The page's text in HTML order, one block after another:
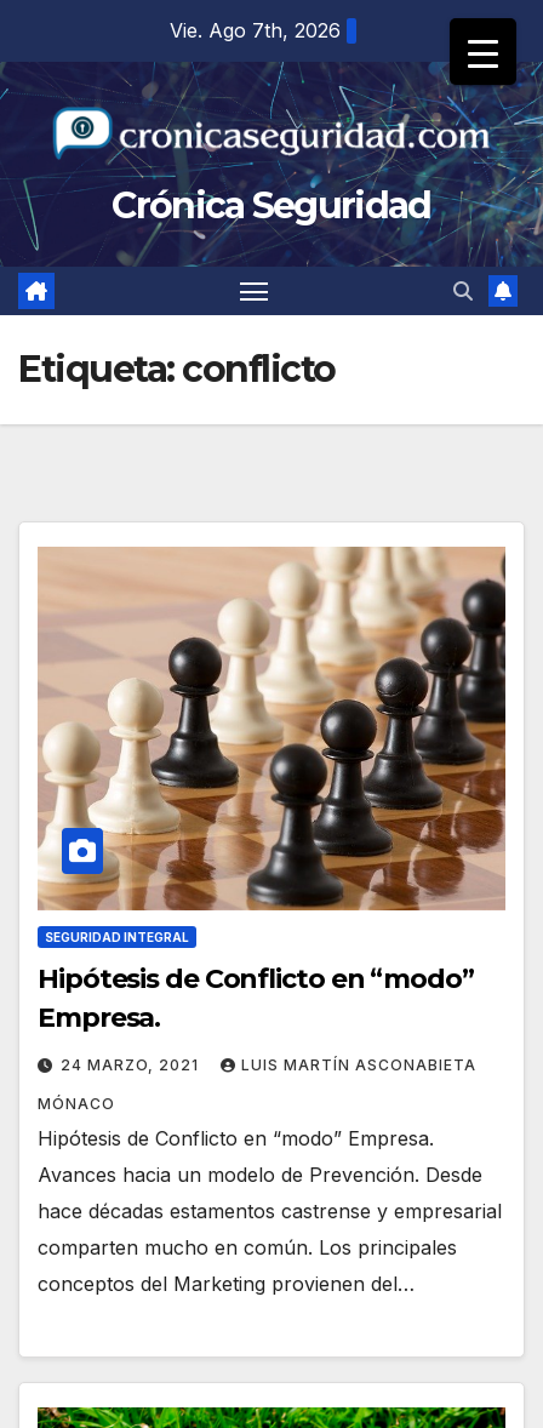
contenido
Vie. Ago 7th, 2026
Crónica Seguridad
Etiqueta:conflicto
SEGURIDAD INTEGRAL
Hipótesis de Conflicto en “modo”
Empresa.
24 MARZO, 2021 LUIS MARTÍN ASCONABIETA
MÓNACO
Hipótesis de Conflicto en “modo” Empresa.
Avances hacia un modelo de Prevención. Desde
hace décadas estamentos castrense y empresarial
comparten mucho en común. Los principales
conceptos del Marketing provienen del…